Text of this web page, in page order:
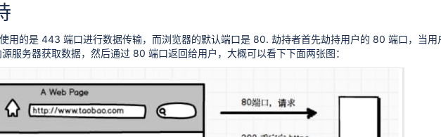
用的是 443 端口进行数据传输，而浏览器的默认端口是 80. 劫持者首先劫持用户的 80 端口，当用
服务器获取数据，然后通过 80 端口返回给用户，大概可以看下下面两张图：